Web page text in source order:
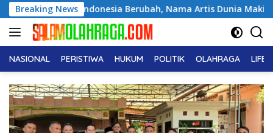
Langsung
ke
konten
Breaking News
Berubah, Nama Artis Dunia Makin Populer
NASIONAL PERISTIWA HUKUM POLITIK OLAHRAGA